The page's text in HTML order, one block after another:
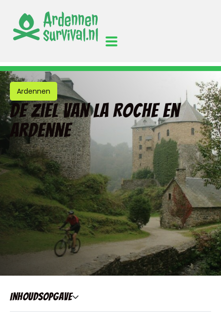
Ardennen
De ziel van La Roche en
Ardenne
Inhoudsopgave